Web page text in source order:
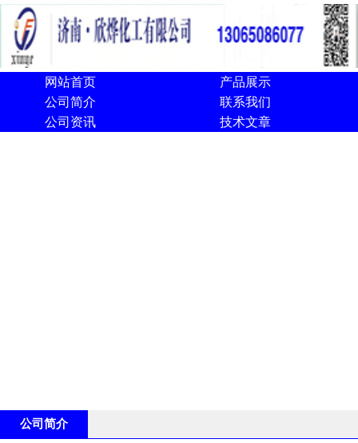
网站首页
产品展示
公司简介
联系我们
公司资讯
技术文章
公司简介